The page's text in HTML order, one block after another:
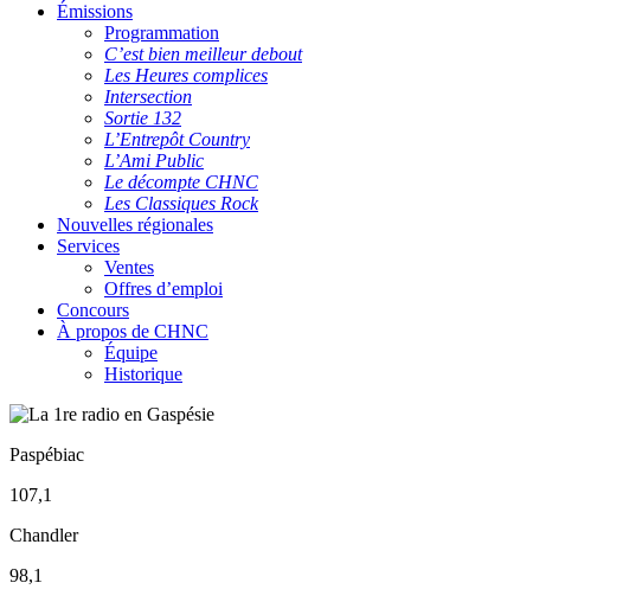
Émissions
Programmation
C’est bien meilleur debout
Les Heures complices
Intersection
Sortie 132
L’Entrepôt Country
L’Ami Public
Le décompte CHNC
Les Classiques Rock
Nouvelles régionales
Services
Ventes
Offres d’emploi
Concours
À propos de CHNC
Équipe
Historique
Paspébiac
107,1
Chandler
98,1